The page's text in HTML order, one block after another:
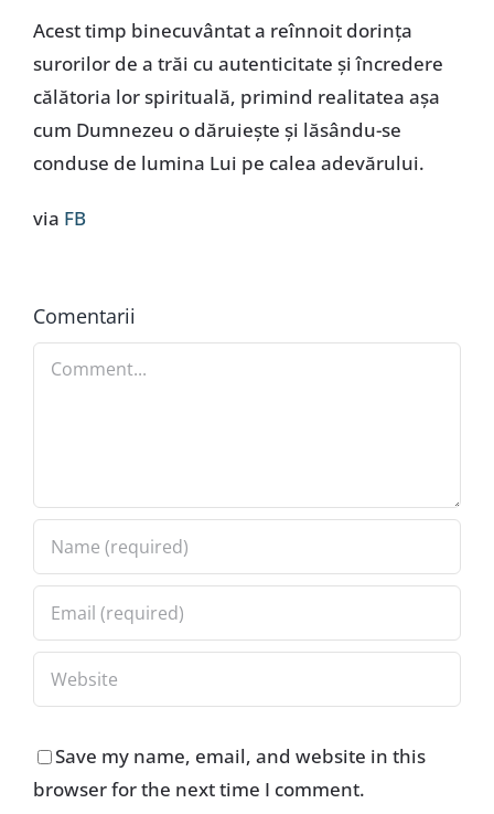
Acest timp binecuvântat a reînnoit dorința
surorilor de a trăi cu autenticitate și încredere
călătoria lor spirituală, primind realitatea așa
cum Dumnezeu o dăruiește și lăsându-se
conduse de lumina Lui pe calea adevărului.
via FB
Comentarii
Comment
Save my name, email, and website in this
browser for the next time I comment.